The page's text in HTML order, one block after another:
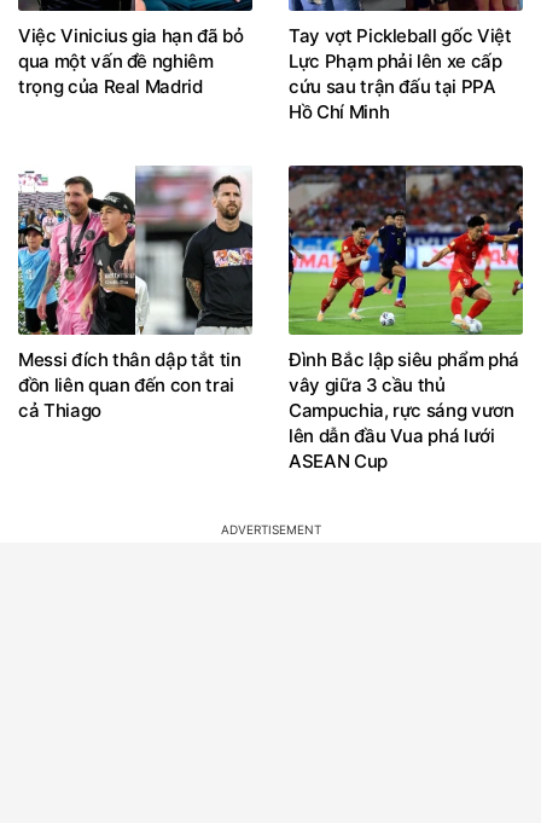
Việc Vinicius gia hạn đã bỏ
qua một vấn đề nghiêm
trọng của Real Madrid
Tay vợt Pickleball gốc Việt
Lực Phạm phải lên xe cấp
cứu sau trận đấu tại PPA
Hồ Chí Minh
Messi đích thân dập tắt tin
đồn liên quan đến con trai
cả Thiago
Đình Bắc lập siêu phẩm phá
vây giữa 3 cầu thủ
Campuchia, rực sáng vươn
lên dẫn đầu Vua phá lưới
ASEAN Cup